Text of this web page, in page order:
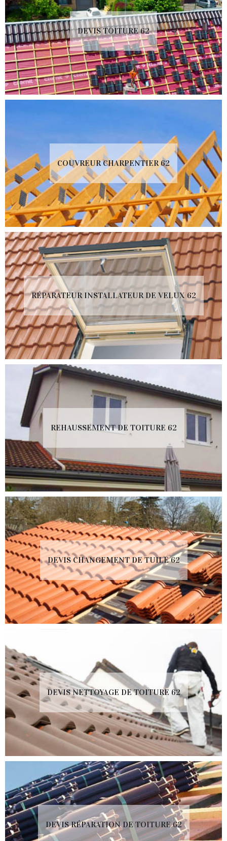
DEVIS TOITURE 62
COUVREUR CHARPENTIER 62
RÉPARATEUR INSTALLATEUR DE VELUX 62
REHAUSSEMENT DE TOITURE 62
DEVIS CHANGEMENT DE TUILE 62
DEVIS NETTOYAGE DE TOITURE 62
DEVIS RÉPARATION DE TOITURE 62